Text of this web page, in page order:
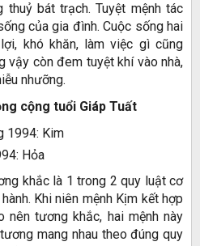
thuỷ bát trạch. Tuyệt mệnh tác
của gia đình. Cuộc sống hai
khó khăn, làm việc gì cũng
vậy còn đem tuyệt khí vào nhà,
nhưỡng.
cộng tuổi Giáp Tuất
1994: Kim
Hỏa
khắc là 1 trong 2 quy luật cơ
Khi niên mệnh Kịm kết hợp
nên tương khắc, hai mệnh này
mang nhau theo đúng quy